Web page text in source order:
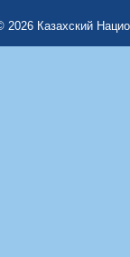
2026 Казахский